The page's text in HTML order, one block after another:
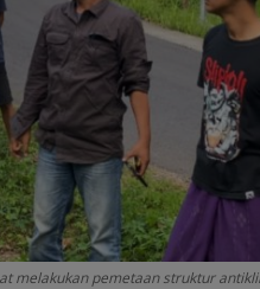
melakukan pemetaan struktur